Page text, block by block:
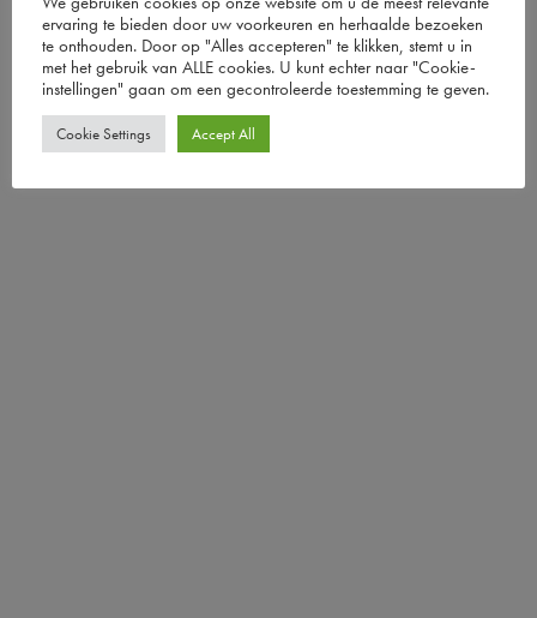
ervaring te bieden door uw voorkeuren en herhaalde bezoeken
te onthouden. Door op "Alles accepteren" te klikken, stemt u in
met het gebruik van ALLE cookies. U kunt echter naar "Cookie-
instellingen" gaan om een ​​gecontroleerde toestemming te geven.
Cookie Settings Accept All